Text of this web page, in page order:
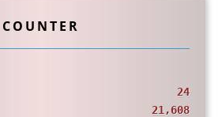
COUNTER
24
21,608